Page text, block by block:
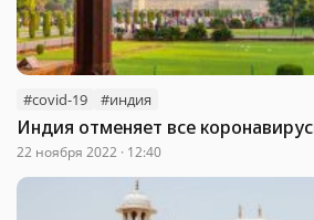
#covid-19 #индия
Индия отменяет все
22 ноября 2022 · 12:40